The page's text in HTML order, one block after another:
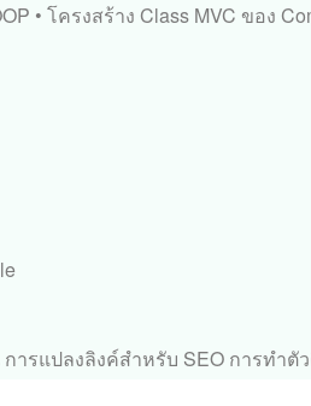
• โครงสร้าง Class MVC ของ
การแปลงลิงค์สำหรับ SEO การทำตั